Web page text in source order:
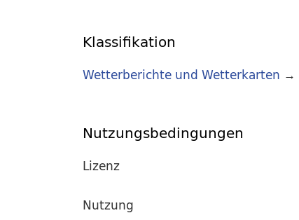
Klassifikation
Wetterberichte und Wetterkarten →
Nutzungsbedingungen
Lizenz
Nutzung